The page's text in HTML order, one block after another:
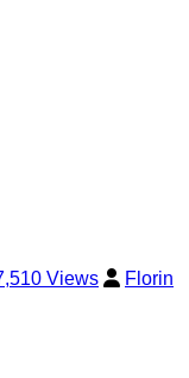
Views
Florin